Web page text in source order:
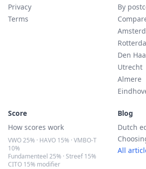
Privacy
Terms
By
Den
Utrecht
Almere
Score
How scores work
VWO 25% · HAVO 15% · VMBO-T
10%
Fundamenteel 25% · Streef 15%
CITO 15% modifier
Blog
Dutch
All